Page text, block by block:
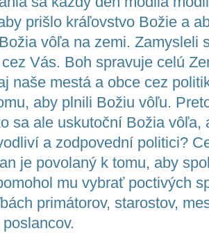
prišlo kráľovstvo Božie a
vôľa na zemi. Zamysleli
Vás. Boh spravuje celú
naše mestá a obce cez
aby plnili Božiu vôľu.
sa ale uskutoční Božia vôľa,
a zodpovední politici?
je povolaný k tomu, aby
mu vybrať poctivých
primátorov, starostov,